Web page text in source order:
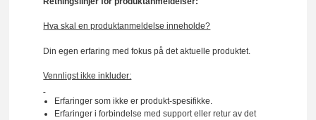
Hva skal en produktanmeldelse inneholde?
Din egen erfaring med fokus på det aktuelle produktet.
Vennligst ikke inkluder:
Erfaringer som ikke er produkt-spesifikke.
Erfaringer i forbindelse med support eller retur av det